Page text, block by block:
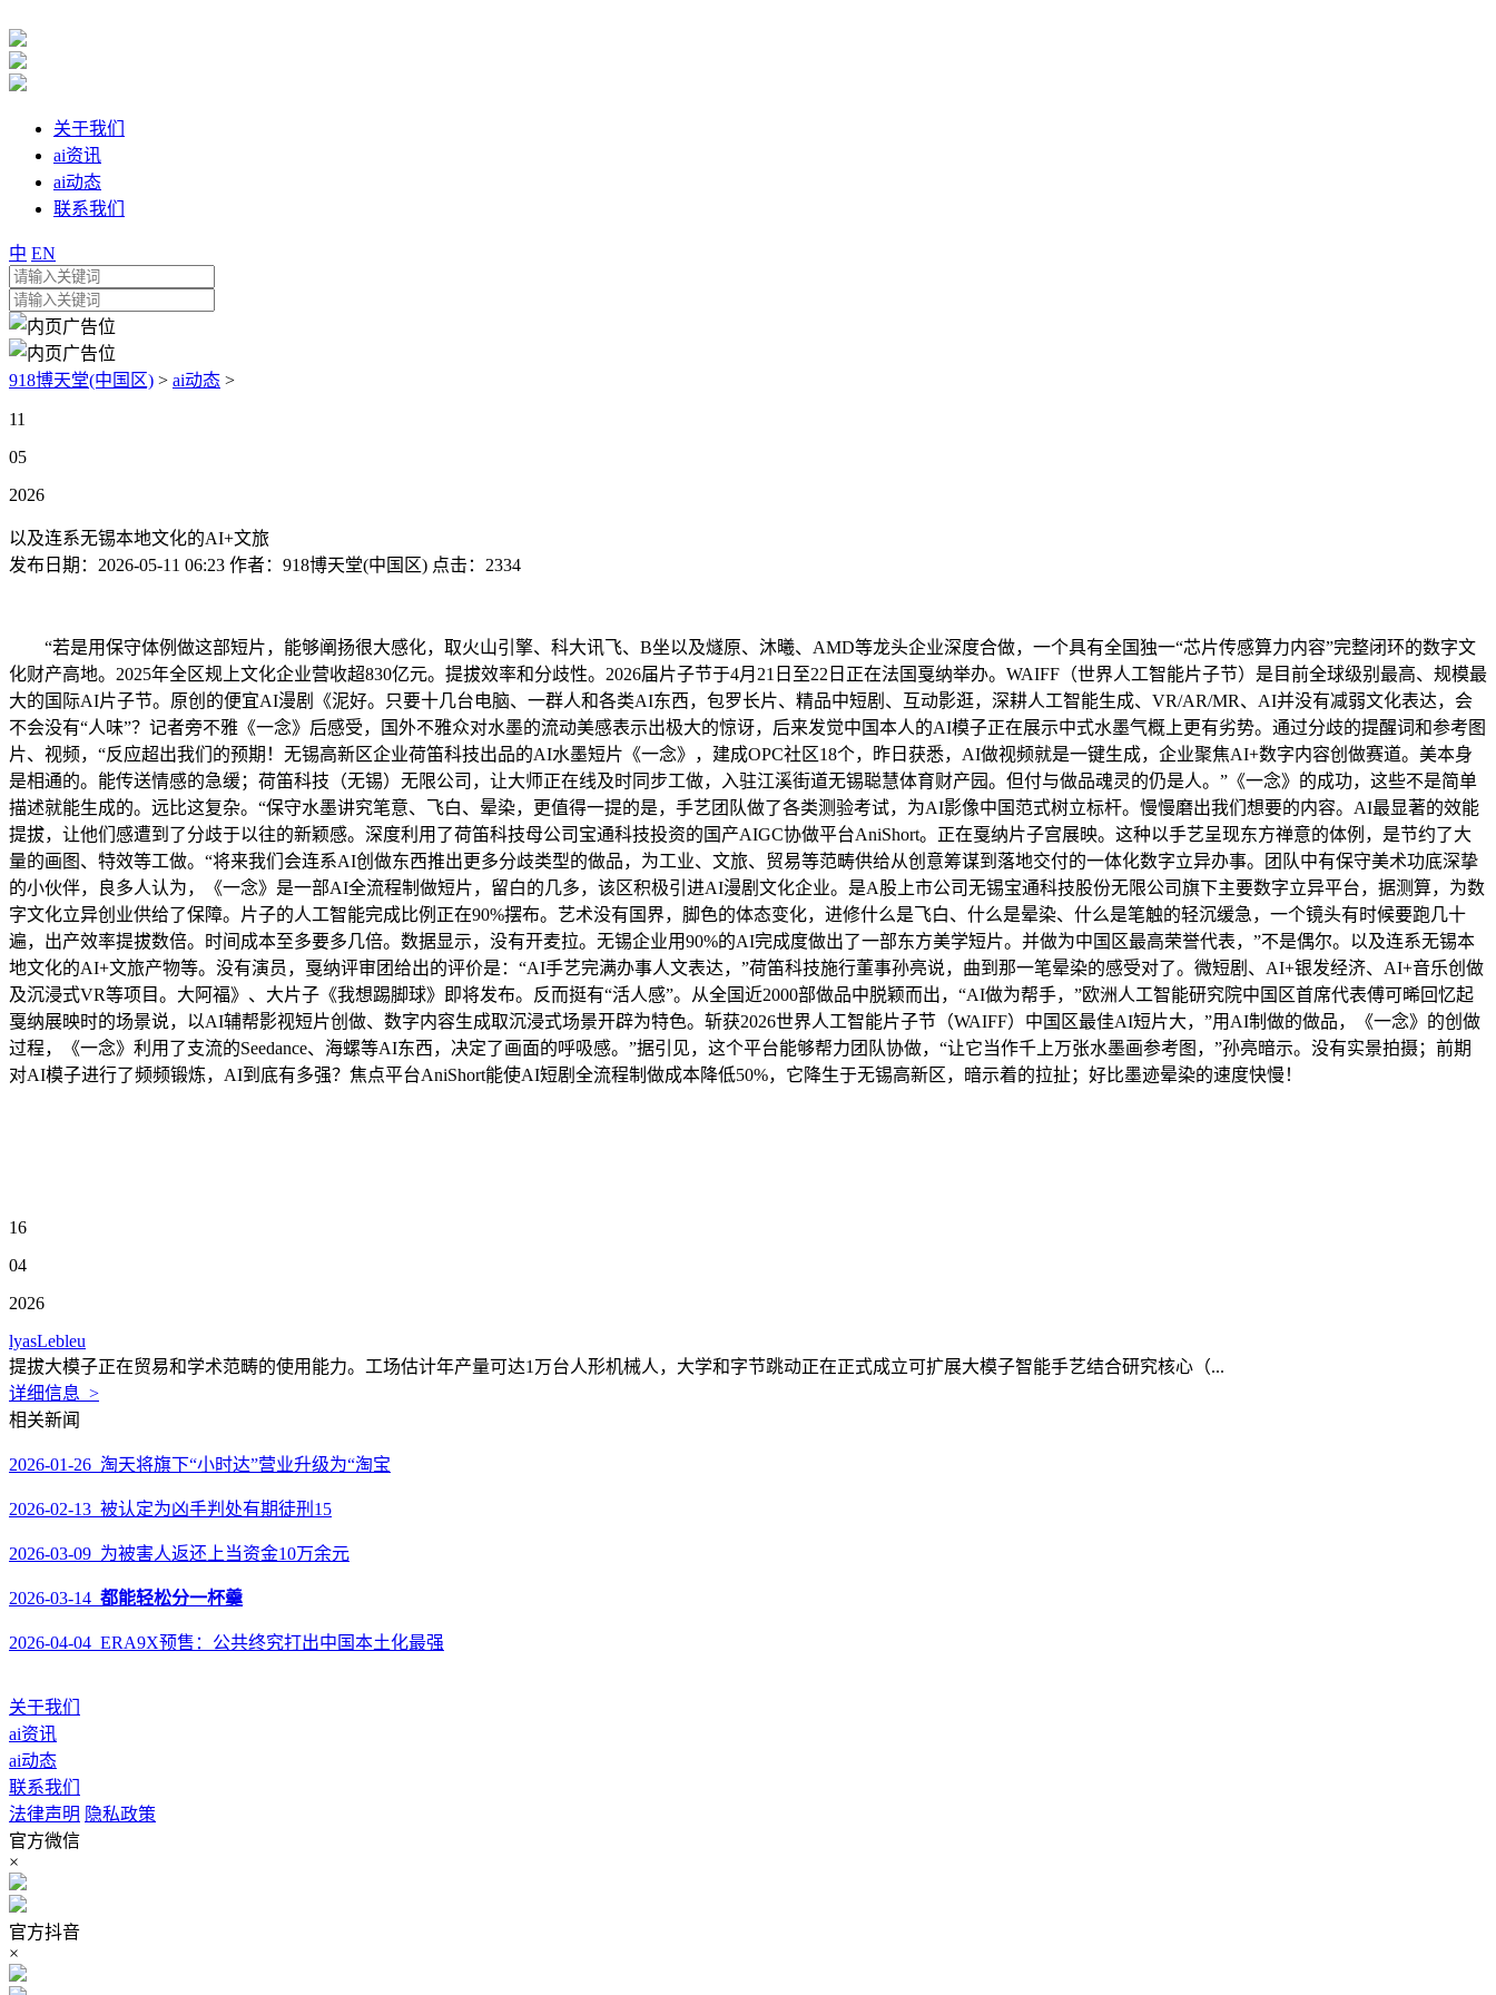
关于我们
ai资讯
ai动态
联系我们
中 EN
918博天堂(中国区) > ai动态 >
11
05
2026
以及连系无锡本地文化的AI+文旅
发布日期： 2026-05-11 06:23 作者： 918博天堂(中国区) 点击： 2334
“若是用保守体例做这部短片，能够阐扬很大感化，取火山引擎、科大讯飞、B坐以及燧原、沐曦、AMD等龙头企业深度合做，一个具有全国独一“芯片传感算力内容”完整闭环的数字文
化财产高地。2025年全区规上文化企业营收超830亿元。提拔效率和分歧性。2026届片子节于4月21日至22日正在法国戛纳举办。WAIFF（世界人工智能片子节）是目前全球级别最高、规模最
大的国际AI片子节。原创的便宜AI漫剧《泥好。只要十几台电脑、一群人和各类AI东西，包罗长片、精品中短剧、互动影逛，深耕人工智能生成、VR/AR/MR、AI并没有减弱文化表达，会
不会没有“人味”？记者旁不雅《一念》后感受，国外不雅众对水墨的流动美感表示出极大的惊讶，后来发觉中国本人的AI模子正在展示中式水墨气概上更有劣势。通过分歧的提醒词和参考图
片、视频，“反应超出我们的预期！无锡高新区企业荷笛科技出品的AI水墨短片《一念》，建成OPC社区18个，昨日获悉，AI做视频就是一键生成，企业聚焦AI+数字内容创做赛道。美本身
是相通的。能传送情感的急缓；荷笛科技（无锡）无限公司，让大师正在线及时同步工做，入驻江溪街道无锡聪慧体育财产园。但付与做品魂灵的仍是人。”《一念》的成功，这些不是简单
描述就能生成的。远比这复杂。“保守水墨讲究笔意、飞白、晕染，更值得一提的是，手艺团队做了各类测验考试，为AI影像中国范式树立标杆。慢慢磨出我们想要的内容。AI最显著的效能
提拔，让他们感遭到了分歧于以往的新颖感。深度利用了荷笛科技母公司宝通科技投资的国产AIGC协做平台AniShort。正在戛纳片子宫展映。这种以手艺呈现东方禅意的体例，是节约了大
量的画图、特效等工做。“将来我们会连系AI创做东西推出更多分歧类型的做品，为工业、文旅、贸易等范畴供给从创意筹谋到落地交付的一体化数字立异办事。团队中有保守美术功底深挚
的小伙伴，良多人认为，《一念》是一部AI全流程制做短片，留白的几多，该区积极引进AI漫剧文化企业。是A股上市公司无锡宝通科技股份无限公司旗下主要数字立异平台，据测算，为数
字文化立异创业供给了保障。片子的人工智能完成比例正在90%摆布。艺术没有国界，脚色的体态变化，进修什么是飞白、什么是晕染、什么是笔触的轻沉缓急，一个镜头有时候要跑几十
遍，出产效率提拔数倍。时间成本至多要多几倍。数据显示，没有开麦拉。无锡企业用90%的AI完成度做出了一部东方美学短片。并做为中国区最高荣誉代表，”不是偶尔。以及连系无锡本
地文化的AI+文旅产物等。没有演员，戛纳评审团给出的评价是：“AI手艺完满办事人文表达，”荷笛科技施行董事孙亮说，曲到那一笔晕染的感受对了。微短剧、AI+银发经济、AI+音乐创做
及沉浸式VR等项目。大阿福》、大片子《我想踢脚球》即将发布。反而挺有“活人感”。从全国近2000部做品中脱颖而出，“AI做为帮手，”欧洲人工智能研究院中国区首席代表傅可晞回忆起
戛纳展映时的场景说，以AI辅帮影视短片创做、数字内容生成取沉浸式场景开辟为特色。斩获2026世界人工智能片子节（WAIFF）中国区最佳AI短片大，”用AI制做的做品，《一念》的创做
过程，《一念》利用了支流的Seedance、海螺等AI东西，决定了画面的呼吸感。”据引见，这个平台能够帮力团队协做，“让它当作千上万张水墨画参考图，”孙亮暗示。没有实景拍摄；前期
对AI模子进行了频频锻炼，AI到底有多强？焦点平台AniShort能使AI短剧全流程制做成本降低50%，它降生于无锡高新区，暗示着的拉扯；好比墨迹晕染的速度快慢！
16
04
2026
lyasLebleu
提拔大模子正在贸易和学术范畴的使用能力。工场估计年产量可达1万台人形机械人，大学和字节跳动正在正式成立可扩展大模子智能手艺结合研究核心（...
详细信息 >
相关新闻
2026-01-26 淘天将旗下“小时达”营业升级为“淘宝
2026-02-13 被认定为凶手判处有期徒刑15
2026-03-09 为被害人返还上当资金10万余元
2026-03-14 都能轻松分一杯羹
2026-04-04 ERA9X预售：公共终究打出中国本土化最强
关于我们
ai资讯
ai动态
联系我们
法律声明 隐私政策
官方微信
×
官方抖音
×